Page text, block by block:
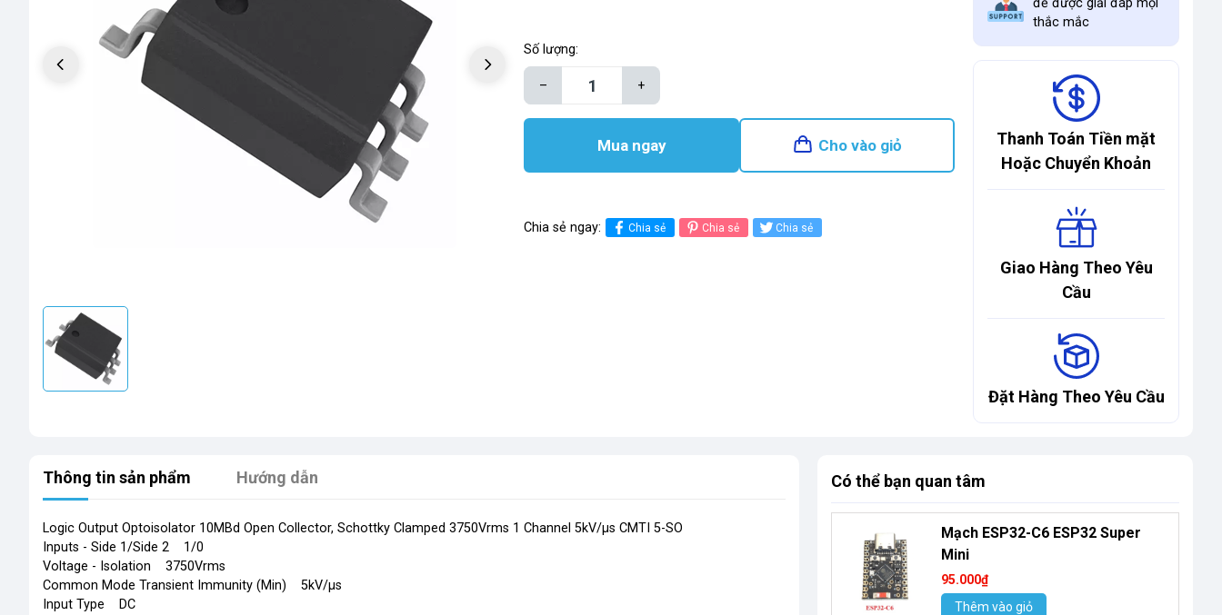
Số lượng:
– +
Mua ngay Cho vào giỏ
Chia sẻ ngay: Chia sẻ Chia sẻ Chia sẻ
để được giải đáp mọi
thắc mắc
Thanh Toán Tiền mặt
Hoặc Chuyển Khoản
Giao Hàng Theo Yêu
Cầu
Đặt Hàng Theo Yêu Cầu
Thông tin sản phẩm Hướng dẫn
Logic Output Optoisolator 10MBd Open Collector, Schottky Clamped 3750Vrms 1 Channel 5kV/µs CMTI 5-SO
Inputs - Side 1/Side 2 1/0
Voltage - Isolation 3750Vrms
Common Mode Transient Immunity (Min) 5kV/µs
Input Type DC
Có thể bạn quan tâm
Mạch ESP32-C6 ESP32 Super
Mini
95.000₫
Thêm vào giỏ